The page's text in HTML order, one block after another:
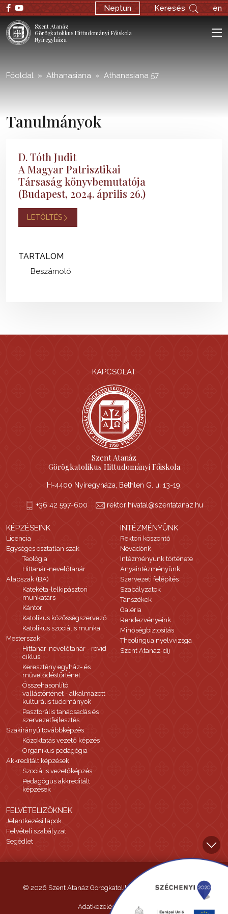
; Neptun Keresés en
Szent Atanáz
Görögkatolikus Hittudományi Főiskola
Nyíregyháza
Főoldal Athanasiana Athanasiana 57
Tanulmányok
D. Tóth Judit
A Magyar Patrisztikai
Társaság könyvbemutatója
(Budapest, 2024. április 26.)
LETÖLTÉS
TARTALOM
Beszámoló
KAPCSOLAT
Szent Atanáz
Görögkatolikus Hittudományi Főiskola
H-4400 Nyíregyháza, Bethlen G. u. 13-19.
+36 42 597-600 rektorihivatal@szentatanaz.hu
KÉPZÉSEINK
Licencia
Egységes osztatlan szak
Teológia
Hittanár-nevelőtanár
Alapszak (BA)
Katekéta-lelkipásztori
munkatárs
Kántor
Katolikus közösségszervező
Katolikus szociális munka
Mesterszak
Hittanár-nevelőtanár - rövid
ciklus
Keresztény egyház- és
művelődéstörténet
Összehasonlító
vallástörténet - alkalmazott
kulturális tudományok
Pasztorális tanácsadás és
szervezetfejlesztés
Szakirányú továbbképzés
Közoktatás vezető képzés
Organikus pedagógia
Akkreditált képzések
Szociális vezetőképzés
Pedagógus akkreditált
képzések
INTÉZMÉNYÜNK
Rektori köszöntő
Névadónk
Intézményünk története
Anyaintézményünk
Szervezeti felépítés
Szabályzatok
Tanszékek
Galéria
Rendezvényeink
Minőségbiztosítás
Theolingua nyelvvizsga
Szent Atanáz-díj
FELVÉTELIZŐKNEK
Jelentkezési lapok
Felvételi szabályzat
Segédlet
© 2026 Szent Atanáz Görögkatolikus Hittudományi Főiskola
Adatkezelési tájékoztató